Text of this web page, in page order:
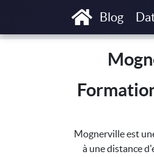
Blog
Accueil
Mognerville est
à une distance